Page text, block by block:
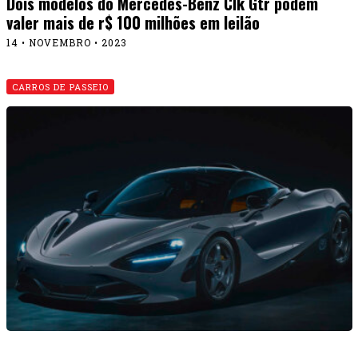
valer mais de r$ 100 milhões em leilão
14 • NOVEMBRO • 2023
CARROS DE PASSEIO